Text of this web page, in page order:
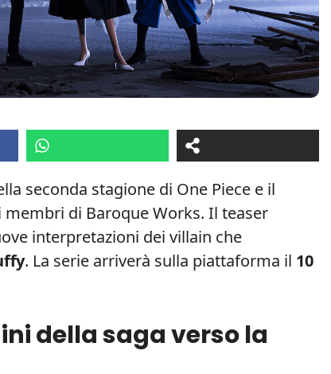
seconda stagione di One Piece e il
di Baroque Works. Il teaser
interpretazioni dei villain che
. La serie arriverà sulla piattaforma il 10
della saga verso la